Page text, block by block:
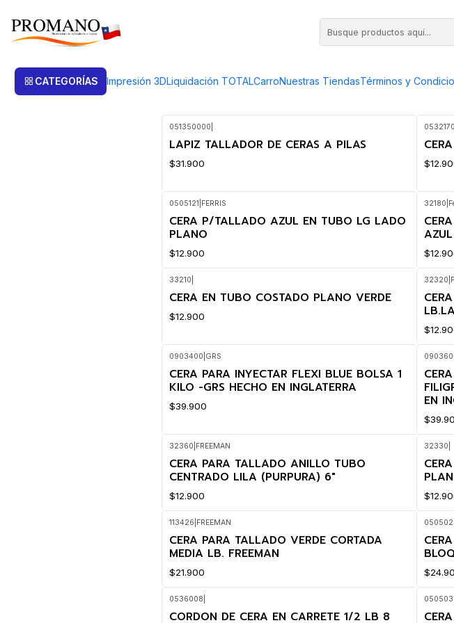
CATEGORÍAS Impresión 3DLiquidación TOTALCarroNuestras TiendasTérminos y
051350000
LAPIZ TALLADOR DE CERAS A PILAS
$31.900
0532170
0505121 FERRIS
CERA P/TALLADO AZUL EN TUBO LG LADO
PLANO
$12.900
32180
AZUL
33210
CERA EN TUBO COSTADO PLANO VERDE
$12.900
32320
0903400 GRS
CERA PARA INYECTAR FLEXI BLUE BOLSA 1
KILO -GRS HECHO EN INGLATERRA
$39.900 EN
32360 FREEMAN
CERA PARA TALLADO ANILLO TUBO
CENTRADO LILA (PURPURA) 6"
$12.900
32330
113426 FREEMAN
CERA PARA TALLADO VERDE CORTADA
MEDIA LB. FREEMAN
$21.900
0536008
CORDON DE CERA EN CARRETE 1/2 LB 8